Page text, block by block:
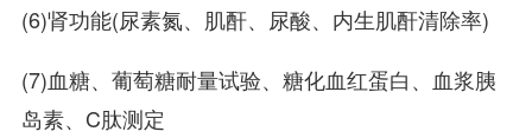
(6)肾功能(尿素氮、肌酐、尿酸、内生肌酐清除率)
(7)血糖、葡萄糖耐量试验、糖化血红蛋白、血浆胰
岛素、C肽测定